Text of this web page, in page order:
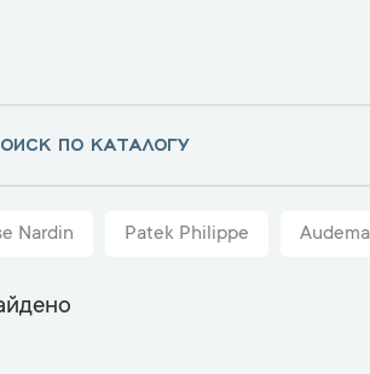
Nardin Patek Philippe